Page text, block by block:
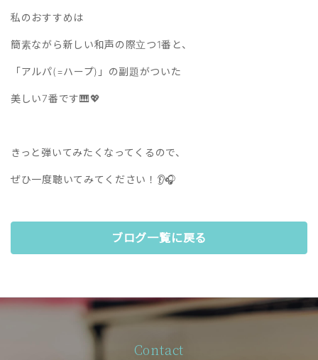
私のおすすめは
簡素ながら新しい和声の際立つ1番と、
「アルパ(=ハープ)」の副題がついた
美しい7番です🎹💖
きっと弾いてみたくなってくるので、
ぜひ一度聴いてみてください！👂🎧
ブログ一覧に戻る
Contact